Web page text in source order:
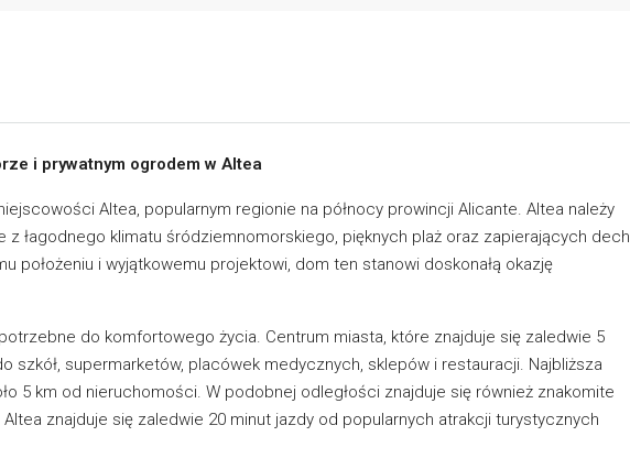
i prywatnym ogrodem w Altea
Altea, popularnym regionie na północy prowincji Alicante. Altea należy
z łagodnego klimatu śródziemnomorskiego, pięknych plaż oraz zapierających dech
położeniu i wyjątkowemu projektowi, dom ten stanowi doskonałą okazję
do komfortowego życia. Centrum miasta, które znajduje się zaledwie 5
szkół, supermarketów, placówek medycznych, sklepów i restauracji. Najbliższa
5 km od nieruchomości. W podobnej odległości znajduje się również znakomite
znajduje się zaledwie 20 minut jazdy od popularnych atrakcji turystycznych